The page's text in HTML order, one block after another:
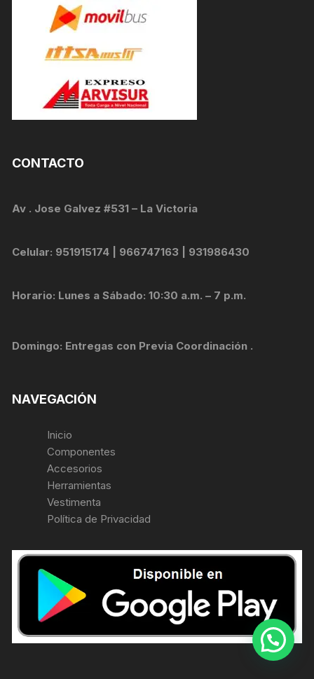
CONTACTO
Av . Jose Galvez #531 – La Victoria
Celular: 951915174 | 966747163 | 931986430
Horario: Lunes a Sábado: 10:30 a.m. – 7 p.m.
Domingo: Entregas con Previa Coordinación .
NAVEGACIÓN
Inicio
Componentes
Accesorios
Herramientas
Vestimenta
Política de Privacidad